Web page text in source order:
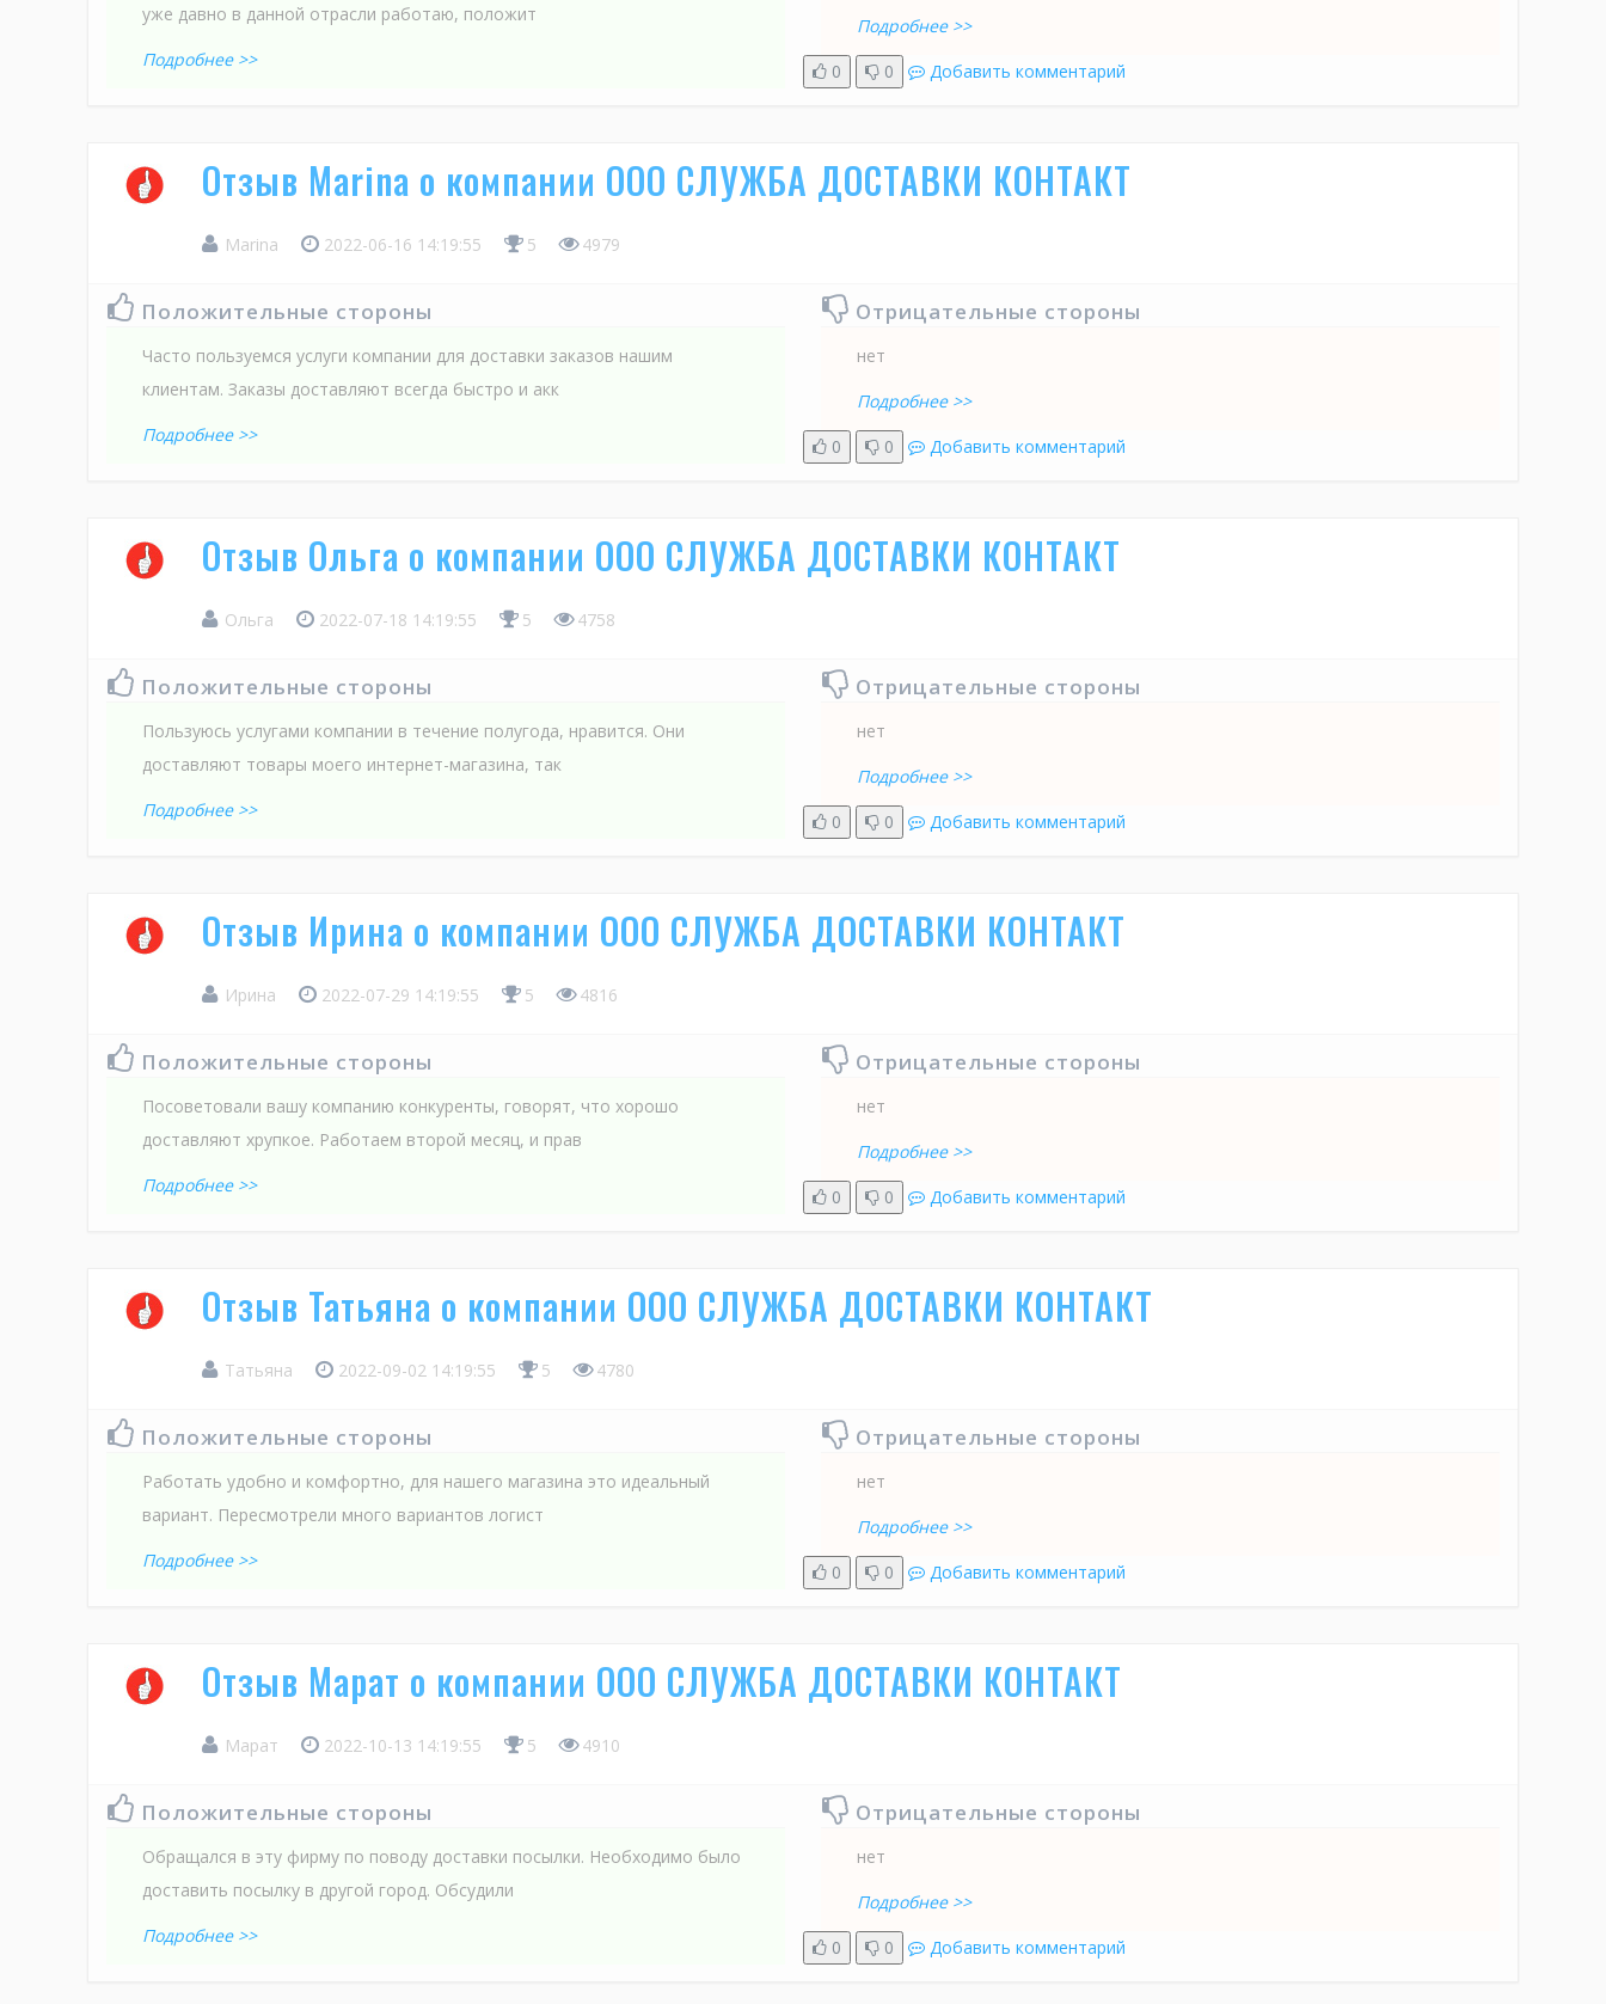
уже давно в данной отрасли работаю, положит
Подробнее >>
Подробнее >>
0
0 Добавить комментарий
Отзыв Marina о компании ООО СЛУЖБА ДОСТАВКИ КОНТАКТ
Marina 2022-06-16 14:19:55 5 4979
Положительные стороны
Часто пользуемся услуги компании для доставки заказов нашим
клиентам. Заказы доставляют всегда быстро и акк
Подробнее >>
Отрицательные стороны
нет
Подробнее >>
0
0 Добавить комментарий
Отзыв Ольга о компании ООО СЛУЖБА ДОСТАВКИ КОНТАКТ
Ольга 2022-07-18 14:19:55 5 4758
Положительные стороны
Пользуюсь услугами компании в течение полугода, нравится. Они
доставляют товары моего интернет-магазина, так
Подробнее >>
Отрицательные стороны
нет
Подробнее >>
0
0 Добавить комментарий
Отзыв Ирина о компании ООО СЛУЖБА ДОСТАВКИ КОНТАКТ
Ирина 2022-07-29 14:19:55 5 4816
Положительные стороны
Посоветовали вашу компанию конкуренты, говорят, что хорошо
доставляют хрупкое. Работаем второй месяц, и прав
Подробнее >>
Отрицательные стороны
нет
Подробнее >>
0
0 Добавить комментарий
Отзыв Татьяна о компании ООО СЛУЖБА ДОСТАВКИ КОНТАКТ
Татьяна 2022-09-02 14:19:55 5 4780
Положительные стороны
Работать удобно и комфортно, для нашего магазина это идеальный
вариант. Пересмотрели много вариантов логист
Подробнее >>
Отрицательные стороны
нет
Подробнее >>
0
0 Добавить комментарий
Отзыв Марат о компании ООО СЛУЖБА ДОСТАВКИ КОНТАКТ
Марат 2022-10-13 14:19:55 5 4910
Положительные стороны
Обращался в эту фирму по поводу доставки посылки. Необходимо было
доставить посылку в другой город. Обсудили
Подробнее >>
Отрицательные стороны
нет
Подробнее >>
0
0 Добавить комментарий